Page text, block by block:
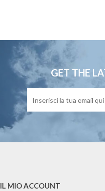
GET THE
IL MIO ACCOUNT